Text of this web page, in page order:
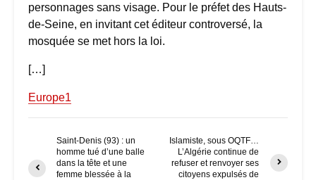
personnages sans visage. Pour le préfet des Hauts-
de-Seine, en invitant cet éditeur controversé, la
mosquée se met hors la loi.
[…]
Europe1
Saint-Denis (93) : un
homme tué d’une balle
dans la tête et une
femme blessée à la
Islamiste, sous OQTF…
L’Algérie continue de
refuser et renvoyer ses
citoyens expulsés de